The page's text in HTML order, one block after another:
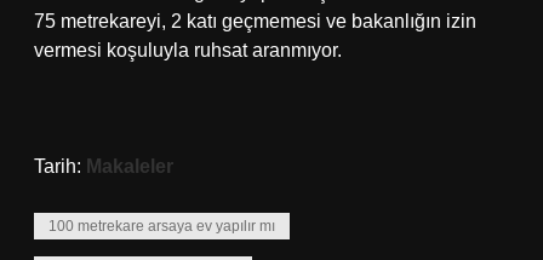
75 metrekareyi, 2 katı geçmemesi ve bakanlığın izin
vermesi koşuluyla ruhsat aranmıyor.
Tarih: Makaleler
100 metrekare arsaya ev yapılır mı